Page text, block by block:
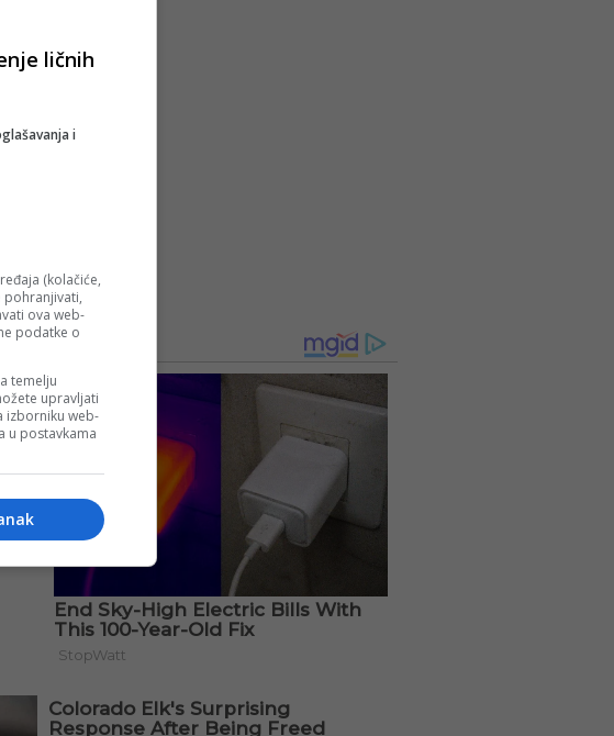
ličnih
i
(kolačiće,
pohranjivati,
ova web-
podatke o
temelju
upravljati
izborniku web-
u postavkama